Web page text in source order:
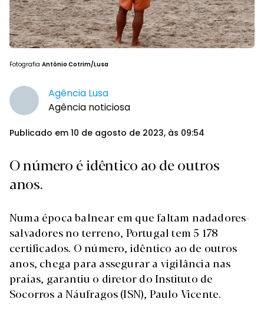
Fotografia António Cotrim/Lusa
Agência Lusa
Agência noticiosa
Publicado em 10 de agosto de 2023, às 09:54
O número é idêntico ao de outros
anos.
Numa época balnear em que faltam nadadores-
salvadores no terreno, Portugal tem 5 178
certificados. O número, idêntico ao de outros
anos, chega para assegurar a vigilância nas
praias, garantiu o diretor do Instituto de
Socorros a Náufragos (ISN), Paulo Vicente.